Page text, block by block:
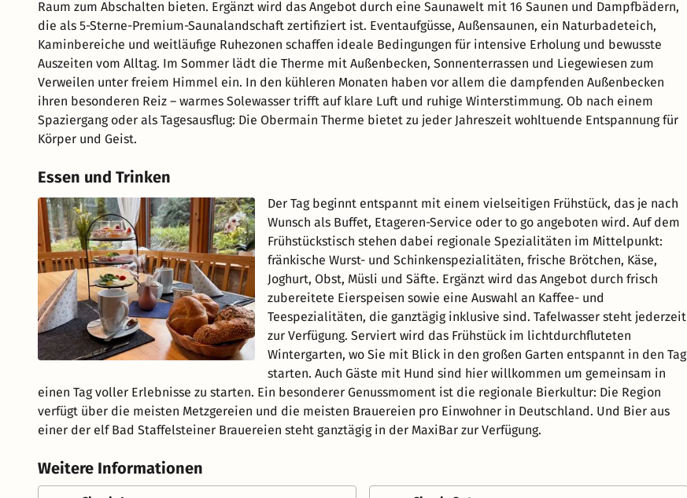
Raum zum Abschalten bieten. Ergänzt wird das Angebot durch eine Saunawelt mit 16 Saunen und Dampfbädern,
die als 5-Sterne-Premium-Saunalandschaft zertifiziert ist. Eventaufgüsse, Außensaunen, ein Naturbadeteich,
Kaminbereiche und weitläufige Ruhezonen schaffen ideale Bedingungen für intensive Erholung und bewusste
Auszeiten vom Alltag. Im Sommer lädt die Therme mit Außenbecken, Sonnenterrassen und Liegewiesen zum
Verweilen unter freiem Himmel ein. In den kühleren Monaten haben vor allem die dampfenden Außenbecken
ihren besonderen Reiz – warmes Solewasser trifft auf klare Luft und ruhige Winterstimmung. Ob nach einem
Spaziergang oder als Tagesausflug: Die Obermain Therme bietet zu jeder Jahreszeit wohltuende Entspannung für
Körper und Geist.
Essen und Trinken
Der Tag beginnt entspannt mit einem vielseitigen Frühstück, das je nach
Wunsch als Buffet, Etageren-Service oder to go angeboten wird. Auf dem
Frühstückstisch stehen dabei regionale Spezialitäten im Mittelpunkt:
fränkische Wurst- und Schinkenspezialitäten, frische Brötchen, Käse,
Joghurt, Obst, Müsli und Säfte. Ergänzt wird das Angebot durch frisch
zubereitete Eierspeisen sowie eine Auswahl an Kaffee- und
Teespezialitäten, die ganztägig inklusive sind. Tafelwasser steht jederzeit
zur Verfügung. Serviert wird das Frühstück im lichtdurchfluteten
Wintergarten, wo Sie mit Blick in den großen Garten entspannt in den Tag
starten. Auch Gäste mit Hund sind hier willkommen um gemeinsam in
einen Tag voller Erlebnisse zu starten. Ein besonderer Genussmoment ist die regionale Bierkultur: Die Region
verfügt über die meisten Metzgereien und die meisten Brauereien pro Einwohner in Deutschland. Und Bier aus
einer der elf Bad Staffelsteiner Brauereien steht ganztägig in der MaxiBar zur Verfügung.
Weitere Informationen